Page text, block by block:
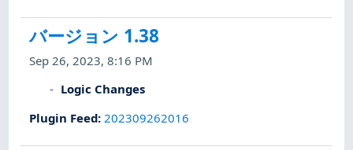
バージョン 1.38
Sep 26, 2023, 8:16 PM
Logic Changes
Plugin Feed: 202309262016